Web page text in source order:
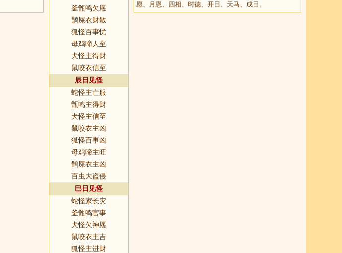
釜甑鸣欠愿
鹋屎衣财散
狐怪百事忧
母鸡啼人至
犬怪主得财
鼠咬衣信至
辰日见怪
蛇怪主亡服
甑鸣主得财
犬怪主信至
鼠咬衣主凶
狐怪百事凶
母鸡啼主旺
鹊屎衣主凶
百虫大盗侵
巳日见怪
蛇怪家长灾
釜甑鸣官事
犬怪欠神愿
鼠咬衣主吉
狐怪主进财
愿、月恩、四相、时德、开日、天马、成日。